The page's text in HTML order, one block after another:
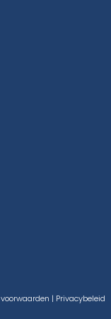
| Privacybeleid